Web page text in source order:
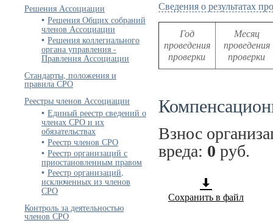
Решения Ассоциации
Решения Общих собраний
членов Ассоциации
Решения коллегиального
органа управления -
Правления Ассоциации
Стандарты, положения и
правила СРО
Реестры членов Ассоциации
Единый реестр сведений о
членах СРО и их
обязательствах
Реестр членов СРО
Реестр организаций с
приостановленным правом
Реестр организаций,
исключенных из членов
СРО
Контроль за деятельностью
членов СРО
Сведения о результатах
Год
проведения
проверки
Месяц
проведения
проверки
Взнос
вреда: 0 руб.
Сохранить в файл